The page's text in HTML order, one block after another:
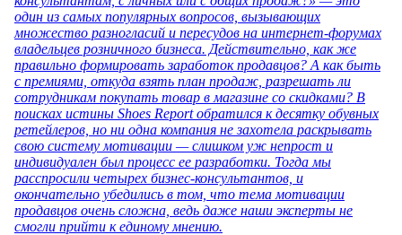
один из самых популярных вопросов, вызывающих
множество разногласий и пересудов на интернет-форумах
владельцев розничного бизнеса. Действительно, как же
правильно формировать заработок продавцов? А как быть
с премиями, откуда взять план продаж, разрешать ли
сотрудникам покупать товар в магазине со скидками? В
поисках истины Shoes Report обратился к десятку обувных
ретейлеров, но ни одна компания не захотела раскрывать
свою систему мотивации — слишком уж непрост и
индивидуален был процесс ее разработки. Тогда мы
расспросили четырех бизнес-консультантов, и
окончательно убедились в том, что тема мотивации
продавцов очень сложна, ведь даже наши эксперты не
смогли прийти к единому мнению.